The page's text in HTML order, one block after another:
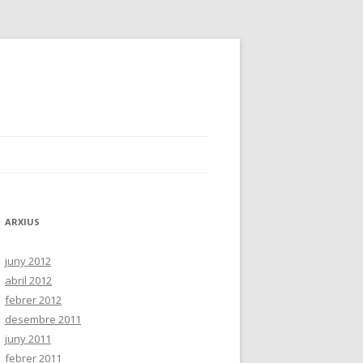
ARXIUS
juny 2012
abril 2012
febrer 2012
desembre 2011
juny 2011
febrer 2011